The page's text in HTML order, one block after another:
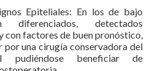
Epiteliales: En los de bajo
diferenciados, detectados
con factores de buen pronóstico,
por una cirugía conservadora del
pudiéndose beneficiar de